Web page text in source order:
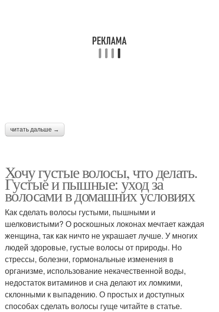
читать дальше →
Хочу густые волосы, что делать.
Густые и пышные: уход за
волосами в домашних условиях
Как сделать волосы густыми, пышными и
шелковистыми? О роскошных локонах мечтает каждая
женщина, так как ничто не украшает лучше. У многих
людей здоровые, густые волосы от природы. Но
стрессы, болезни, гормональные изменения в
организме, использование некачественной воды,
недостаток витаминов и сна делают их ломкими,
склонными к выпадению. О простых и доступных
способах сделать волосы гуще читайте в статье.